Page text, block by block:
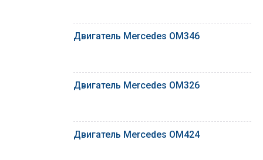
Двигатель Mercedes OM346
Двигатель Mercedes OM326
Двигатель Mercedes OM424